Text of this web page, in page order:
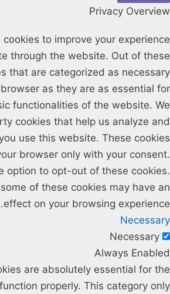
Privacy Overview
to improve your experience
through the website. Out of these
that are categorized as necessary
as they are as essential for
functionalities of the website. We
cookies that help us analyze and
use this website. These cookies
browser only with your consent.
option to opt-out of these cookies.
of these cookies may have an
effect on your browsing experience.
Necessary
Necessary
Always Enabled
are absolutely essential for the
properly. This category only